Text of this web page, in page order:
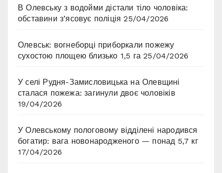
В Олевську з водойми дістали тіло чоловіка:
обставини з’ясовує поліція 25/04/2026
Олевськ: вогнеборці приборкали пожежу
сухостою площею близько 1,5 га 25/04/2026
У селі Рудня-Замисловицька на Олевщині
сталася пожежа: загинули двоє чоловіків
19/04/2026
У Олевському пологовому відділені народився
богатир: вага новонародженого — понад 5,7 кг
17/04/2026